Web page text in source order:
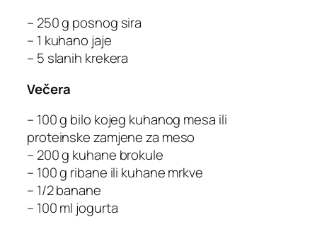
– 250 g posnog sira
– 1 kuhano jaje
– 5 slanih krekera
Večera
– 100 g bilo kojeg kuhanog mesa ili
proteinske zamjene za meso
– 200 g kuhane brokule
– 100 g ribane ili kuhane mrkve
– 1/2 banane
– 100 ml jogurta